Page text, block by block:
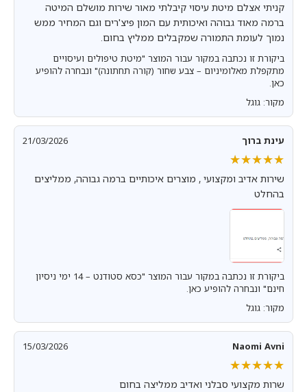
קניתי אצלם מיטת עיסוי קיבלתי מאור שירות מושלם המיטה
ברמה מאוד גבוהה ואיכותית עם המון פיצ'רים וגם המחיר ממש
נמוך לעומת התמורה שמקבלים ממליץ בחום.
ביקורת זו נכתבה במקור עבור המוצר "מיטת טיפולים ועיסויים
מתקפלת מאלומיניום – צבע שחור (קורה תחתונה)" ונבחרה להופיע
כאן.
מקור: גוגל
עינת ברוך 21/03/2026
★★★★★
★★★★★
שירות אדיב ומקצועי , מוצרים איכותיים ברמה גבוהה, ממליצים
בהחלט
ביקורת זו נכתבה במקור עבור המוצר "כסא סטודנט – 14 ימי ניסיון
חינם" ונבחרה להופיע כאן.
מקור: גוגל
Naomi Avni
15/03/2026
★★★★★
★★★★★
שרות מקצועי סבלני ואדיב ממליצה בחום